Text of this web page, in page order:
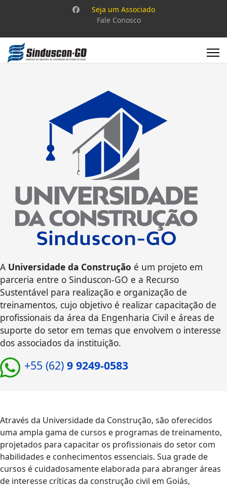
Seja um Associado
Fale Conosco
A Universidade da Construção é um projeto em
parceria entre o Sinduscon-GO e a Recurso
Sustentável para realização e organização de
treinamentos, cujo objetivo é realizar capacitação de
profissionais da área da Engenharia Civil e áreas de
suporte do setor em temas que envolvem o interesse
dos associados da instituição.
+55 (62) 9 9249-0583
Através da Universidade da Construção, são oferecidos
uma ampla gama de cursos e programas de treinamento,
projetados para capacitar os profissionais do setor com
habilidades e conhecimentos essenciais. Sua grade de
cursos é cuidadosamente elaborada para abranger áreas
de interesse críticas da construção civil em Goiás,